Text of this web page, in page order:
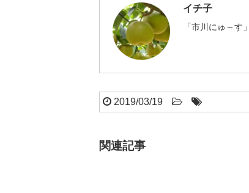
イチ子
「市川にゅ～す
2019/03/19
関連記事